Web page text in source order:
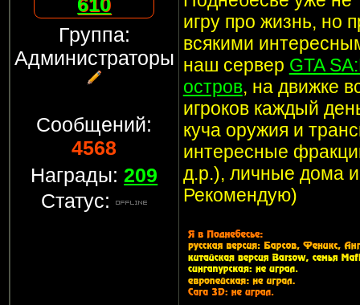
Группа:
Администраторы
Сообщений:
4568
Награды:209
Статус:
игру про жизнь, но
всякими
наш сервер GTA
остров, на движке
игроков каждый
куча оружия и
интересные
д.р.), личные дома
Рекомендую)